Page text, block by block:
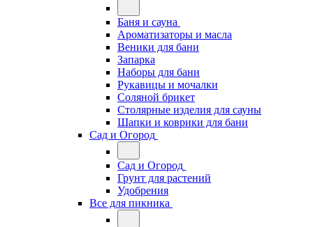
Баня и сауна
Ароматизаторы и масла
Веники для бани
Запарка
Наборы для бани
Рукавицы и мочалки
Соляной брикет
Столярные изделия для сауны
Шапки и коврики для бани
Сад и Огород
Сад и Огород
Грунт для растений
Удобрения
Все для пикника